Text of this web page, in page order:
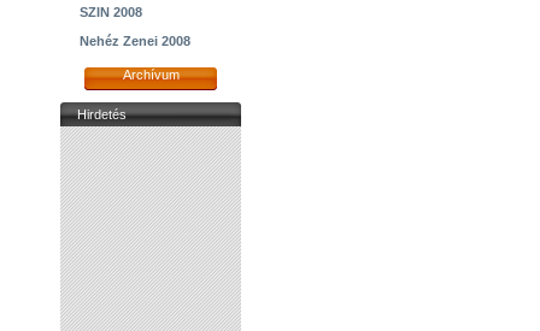
SZIN 2008
Nehéz Zenei 2008
Archívum
Hirdetés